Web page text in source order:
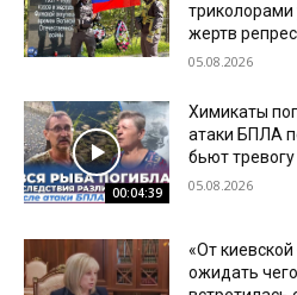
триколорами
жертв
05.08.2026
00:04:39
Химикаты
атаки БПЛА
бьют тревогу
05.08.2026
«От
ожидать